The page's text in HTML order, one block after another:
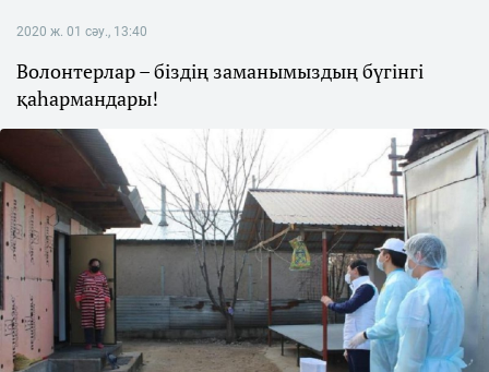
2020 ж. 01 сәу., 13:40
Волонтерлар – біздің заманымыздың бүгінгі
қаһармандары!